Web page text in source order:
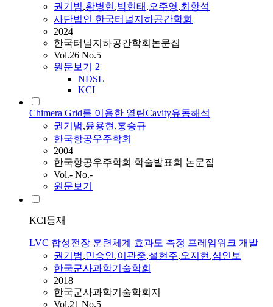
권기범,황병현,박현태 ,오주영,최항석
사단법인 한국터널지하공간학회
2024
한국터널지하공간학회논문집
Vol.26 No.5
원문보기 2
NDSL
KCI
Chimera Grid를 이용한 열린Cavity유동해석
권기범,윤용현,홍승규
한국항공우주학회
2004
한국항공우주학회 학술발표회 논문집
Vol.- No.-
원문보기
KCI등재
LVC 합성전장 훈련체계 효과도 측정 프레임워크 개발
권기범,민승인,이관중,설현주,오지현,심인보
한국군사과학기술학회
2018
한국군사과학기술학회지
Vol.21 No.5